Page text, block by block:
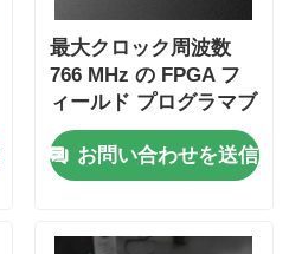
最大クロック周波数
766 MHz の FPGA フ
ィールド プログラマブ
ル ゲート アレイ、229
K ビット分散 RAM、
および 2 線式 I2C イン
お問い合わせを送信